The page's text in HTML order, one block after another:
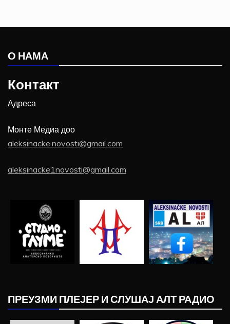
О НАМА
Контакт
Адреса
Монте Медиа доо
aleksinacke.novosti@gmail.com
aleksinacke1novosti@gmail.com
ПРЕУЗМИ ПЛЕЈЕР И СЛУШАЈ АЛТ РАДИО